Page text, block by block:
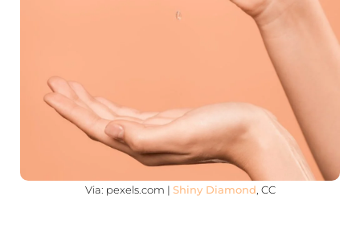
Via: pexels.com | Shiny Diamond, CC